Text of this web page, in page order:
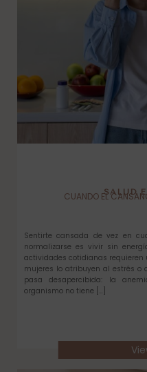
SALUD
CUANDO EL
Sentirte cansada de vez en
normalizarse es vivir sin
actividades cotidianas requieren
mujeres lo atribuyen al estrés o
pasa desapercibida: la
organismo no tiene […]